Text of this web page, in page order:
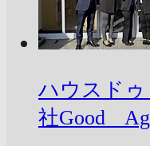
ハウスド
社Good